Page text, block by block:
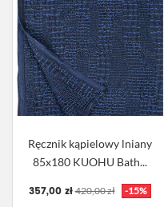
Ręcznik kąpielowy lniany
85x180 KUOHU Bath...
357,00 zł 420,00 zł
-15%